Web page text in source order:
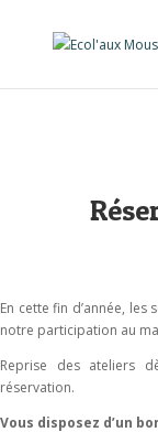
En cette fin d’année,
notre participation au
Reprise des ateliers
réservation.
Vous disposez d’un